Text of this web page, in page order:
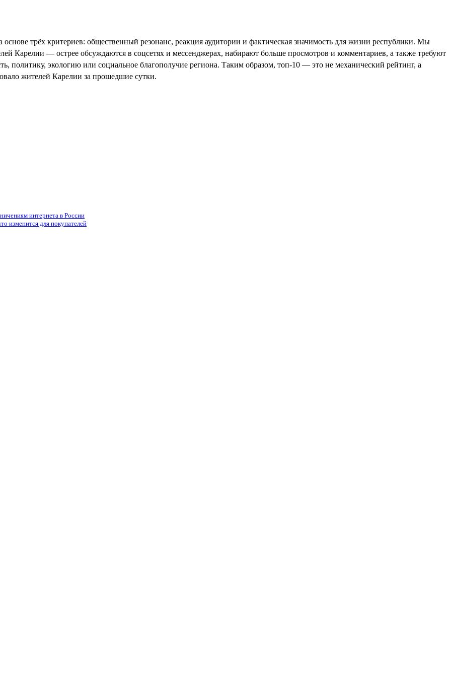
трёх критериев: общественный резонанс, реакция аудитории и фактическая значимость для жизни республики. Мы
Карелии — острее обсуждаются в соцсетях и мессенджерах, набирают больше просмотров и комментариев, а также требуют
политику, экологию или социальное благополучие региона. Таким образом, топ-10 — это не механический рейтинг, а
жителей Карелии за прошедшие сутки.
интернета в России
изменится для покупателей